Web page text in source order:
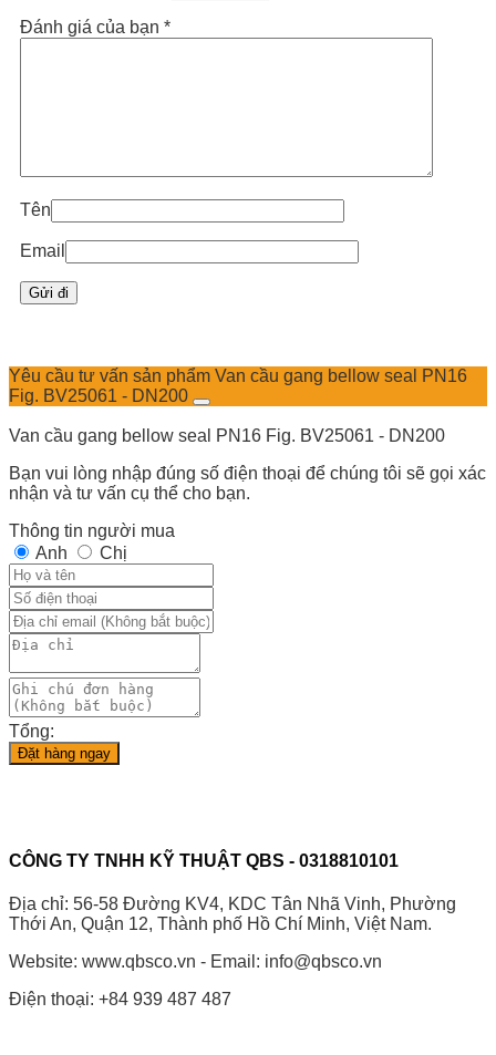
Đánh giá của bạn *
Tên
Email
Yêu cầu tư vấn sản phẩm Van cầu gang bellow seal PN16
Fig. BV25061 - DN200
Van cầu gang bellow seal PN16 Fig. BV25061 - DN200
Bạn vui lòng nhập đúng số điện thoại để chúng tôi sẽ gọi xác
nhận và tư vấn cụ thể cho bạn.
Thông tin người mua
Anh
Chị
Tổng:
Đặt hàng ngay
CÔNG TY TNHH KỸ THUẬT QBS - 0318810101
Địa chỉ: 56-58 Đường KV4, KDC Tân Nhã Vinh, Phường
Thới An, Quận 12, Thành phố Hồ Chí Minh, Việt Nam.
Website: www.qbsco.vn - Email: info@qbsco.vn
Điện thoại: +84 939 487 487